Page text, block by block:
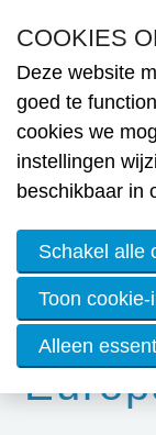
Wist
lid
COOKIES
Deze website
goed te
cookies we
instellingen
beschikbaar in
Schakel alle
Toon
Alleen